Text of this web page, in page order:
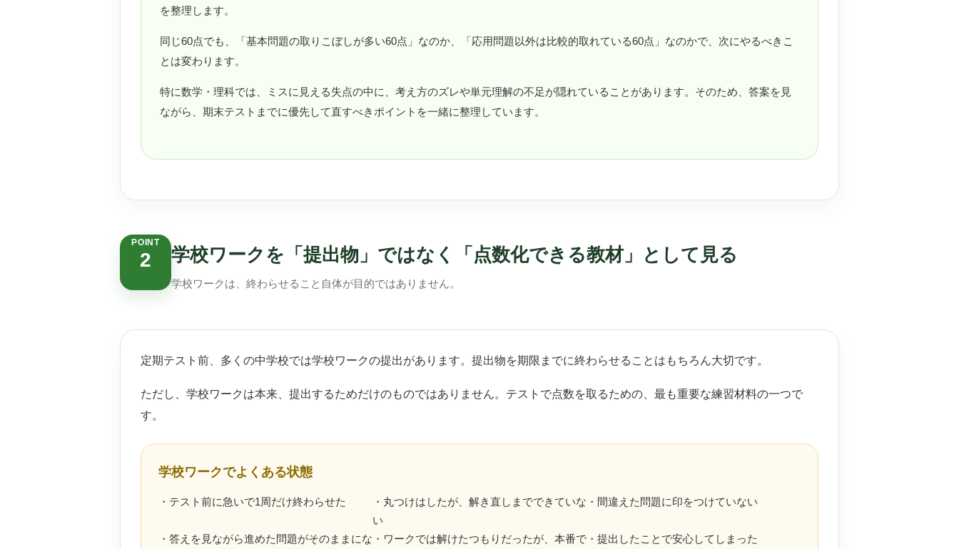
を整理します。
同じ60点でも、「基本問題の取りこぼしが多い60点」なのか、「応用問題以外は比較的取れている60点」なのかで、次にやるべきこ
とは変わります。
特に数学・理科では、ミスに見える失点の中に、考え方のズレや単元理解の不足が隠れていることがあります。そのため、答案を見
ながら、期末テストまでに優先して直すべきポイントを一緒に整理しています。
POINT
2 学校ワークを「提出物」ではなく「点数化できる教材」として見る
学校ワークは、終わらせること自体が目的ではありません。
定期テスト前、多くの中学校では学校ワークの提出があります。提出物を期限までに終わらせることはもちろん大切です。
ただし、学校ワークは本来、提出するためだけのものではありません。テストで点数を取るための、最も重要な練習材料の一つで
す。
学校ワークでよくある状態
・テスト前に急いで1周だけ終わらせた
・丸つけはしたが、解き直しまでできていな
い
・間違えた問題に印をつけていない
・答えを見ながら進めた問題がそのままにな ・ワークでは解けたつもりだったが、本番で ・提出したことで安心してしまった